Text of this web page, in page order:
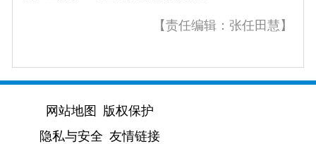
【责任编辑：张任田慧】
网站地图
版权保护
隐私与安全 友情链接